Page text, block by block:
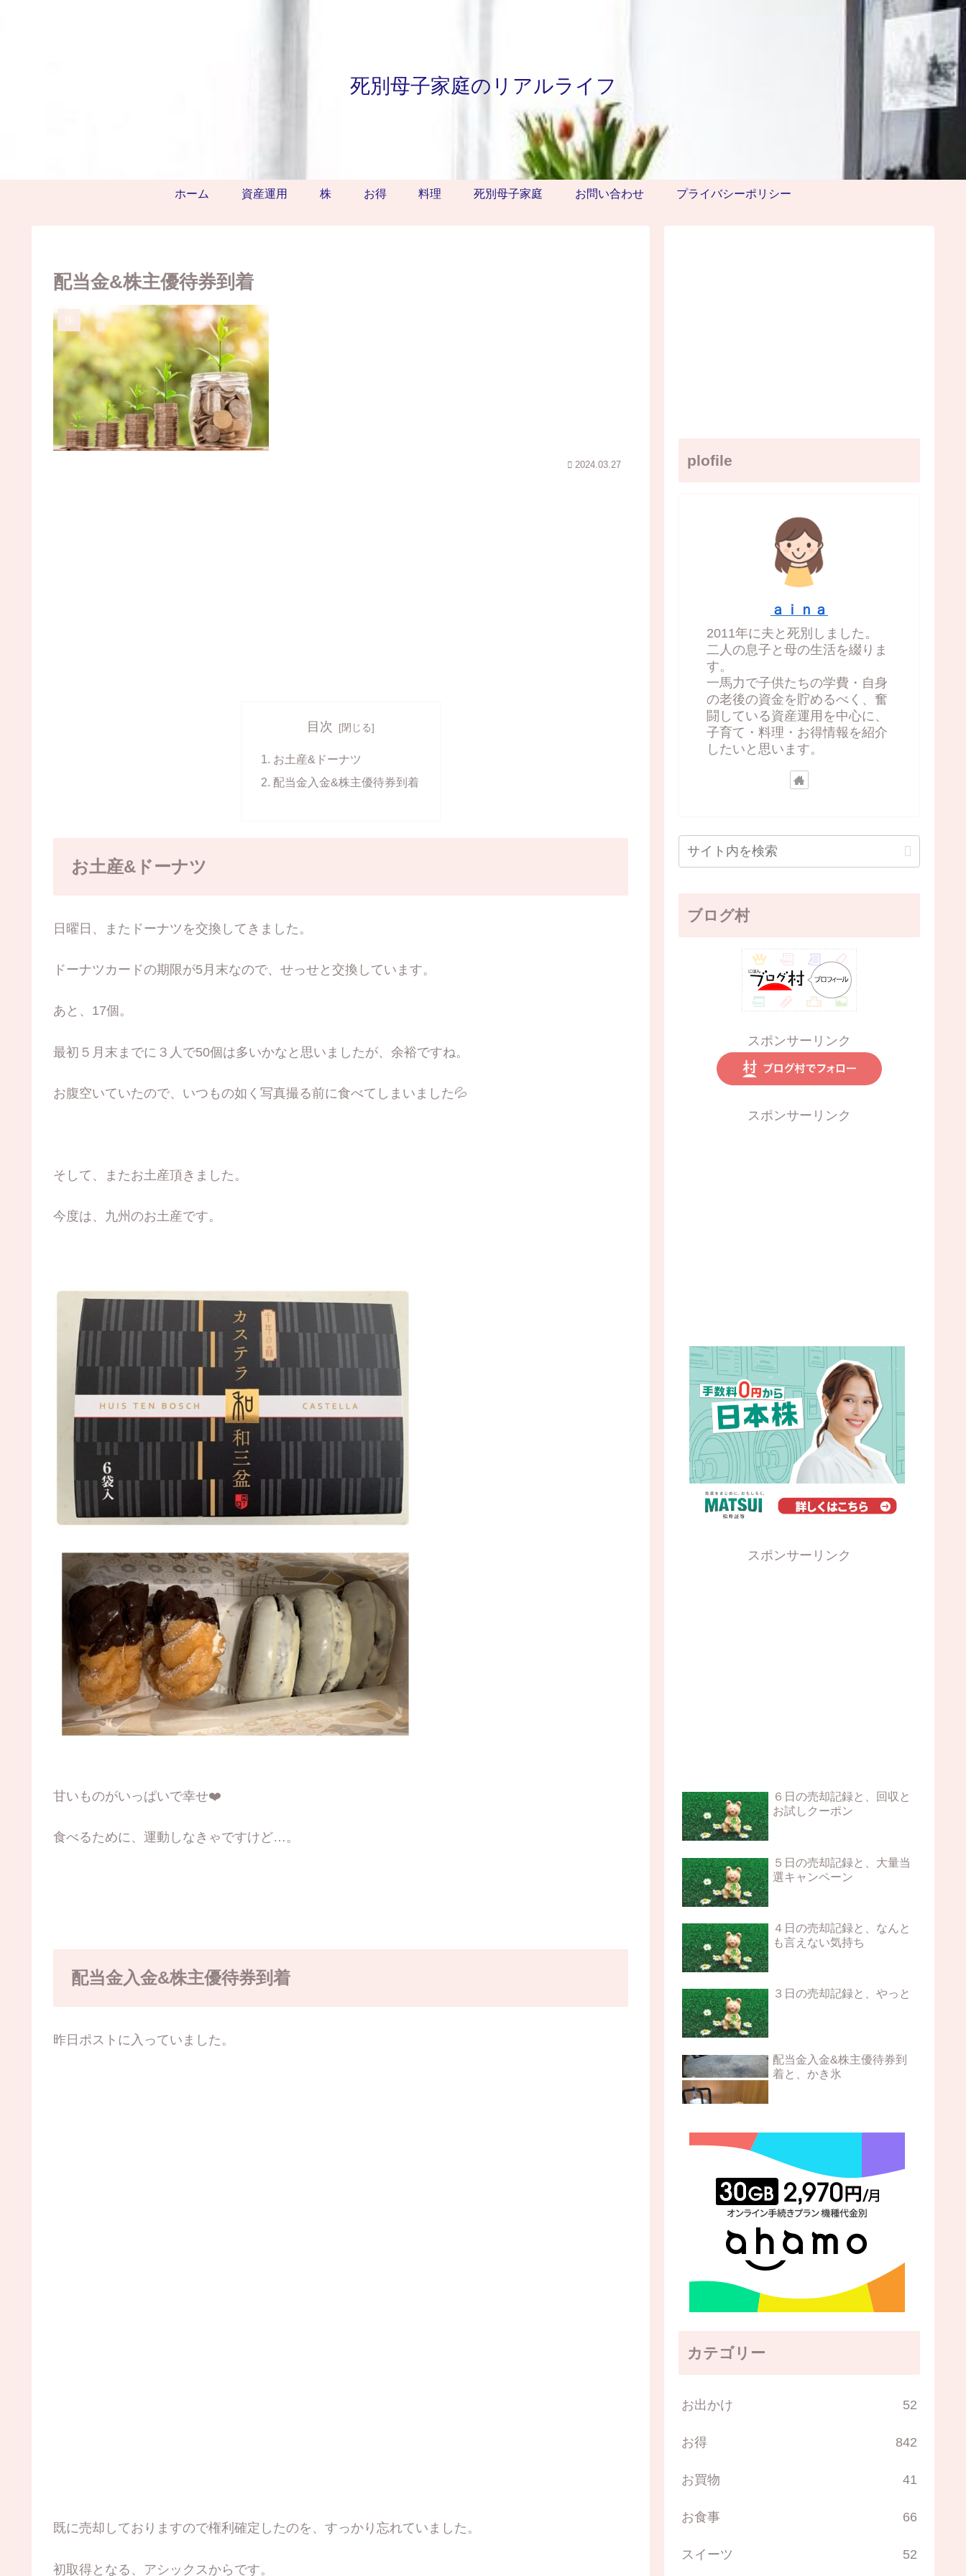
死別母子家庭のリアルライフ
ホーム 資産運用 株 お得 料理 死別母子家庭 お問い合わせ プライバシーポリシー
配当金&株主優待券到着
2024.03.27
目次
お土産&ドーナツ
配当金入金&株主優待券到着
お土産&ドーナツ
日曜日、またドーナツを交換してきました。
ドーナツカードの期限が5月末なので、せっせと交換しています。
あと、17個。
最初５月末までに３人で50個は多いかなと思いましたが、余裕ですね。
お腹空いていたので、いつもの如く写真撮る前に食べてしまいました💦
そして、またお土産頂きました。
今度は、九州のお土産です。
甘いものがいっぱいで幸せ❤️
食べるために、運動しなきゃですけど…。
配当金入金&株主優待券到着
昨日ポストに入っていました。
既に売却しておりますので権利確定したのを、すっかり忘れていました。
初取得となる、アシックスからです。
plofile
ａｉｎａ
2011年に夫と死別しました。
二人の息子と母の生活を綴りま
す。
一馬力で子供たちの学費・自身
の老後の資金を貯めるべく、奮
闘している資産運用を中心に、
子育て・料理・お得情報を紹介
したいと思います。
ブログ村
スポンサーリンク
スポンサーリンク
スポンサーリンク
６日の売却記録と、回収と
お試しクーポン
５日の売却記録と、大量当
選キャンペーン
４日の売却記録と、なんと
も言えない気持ち
３日の売却記録と、やっと
配当金入金&株主優待券到
着と、かき氷
カテゴリー
お出かけ 52
お得 842
お買物 41
お食事 66
スイーツ 52